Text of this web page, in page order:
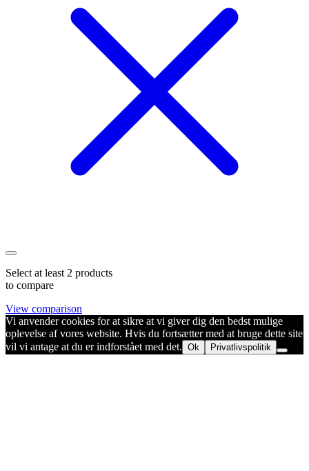
Select at least 2 products
to compare
View comparison
Vi anvender cookies for at sikre at vi giver dig den bedst mulige
oplevelse af vores website. Hvis du fortsætter med at bruge dette site
vil vi antage at du er indforstået med det. Ok Privatlivspolitik